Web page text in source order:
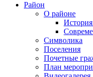
Район
О районе
Символика
Поселения
Почетные
План